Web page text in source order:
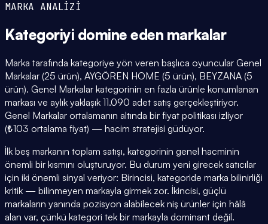
MARKA ANALİZİ
Kategoriyi domine eden markalar
Marka tarafında kategoriye yön veren başlıca oyuncular Genel
Markalar (25 ürün), AYGÖREN HOME (5 ürün), BEYZANA (5
ürün). Genel Markalar kategorinin en fazla ürünle konumlanan
markası ve aylık yaklaşık 11.090 adet satış gerçekleştiriyor.
Genel Markalar ortalamanın altında bir fiyat politikası izliyor
(₺103 ortalama fiyat) — hacim stratejisi güdüyor.
İlk beş markanın toplam satışı, kategorinin genel hacminin
önemli bir kısmını oluşturuyor. Bu durum yeni girecek satıcılar
için iki önemli sinyal veriyor: Birincisi, kategoride marka bilinirliği
kritik — bilinmeyen markayla girmek zor. İkincisi, güçlü
markaların yanında pozisyon alabilecek niş ürünler için hâlâ
alan var, çünkü kategori tek bir markayla dominant değil.